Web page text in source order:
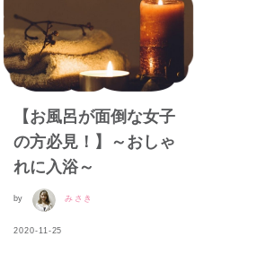
【お風呂が面倒な女子
の方必見！】～おしゃ
れに入浴～
by みさき
2020-11-25